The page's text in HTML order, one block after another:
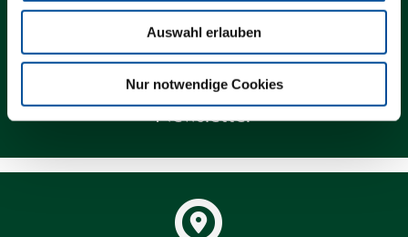
Auswahl erlauben
Nur notwendige Cookies
Newsletter